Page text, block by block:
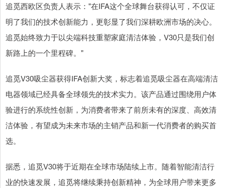
追觅西欧区负责人表示："在IFA这个全球舞台获得认可，不仅证
明了我们的技术创新能力，更彰显了我们深耕欧洲市场的决心。
追觅始终致力于以尖端科技重塑家庭清洁体验，V30只是我们创
新路上的一个里程碑。"
追觅V30吸尘器获得IFA创新大奖，标志着追觅吸尘器在高端清洁
电器领域已经具备全球领先的技术实力。该产品通过围绕用户体
验进行的系统性创新，为消费者带来了前所未有的深度、高效清
洁体验，有望成为未来市场的主销产品和新一代消费者的购买首
选。
据悉，追觅V30将于近期在全球市场陆续上市。随着智能清洁行
业的快速发展，追觅将继续秉持创新精神，为全球用户带来更多